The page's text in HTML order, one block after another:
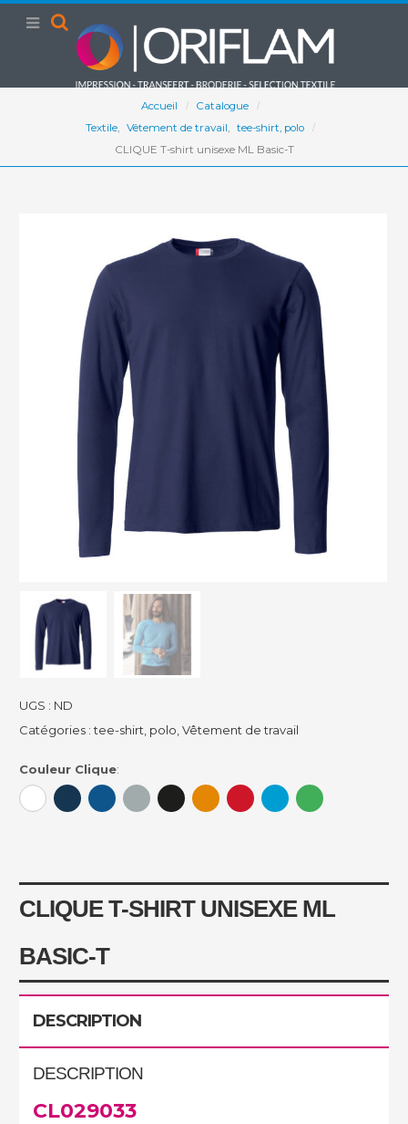
Accueil
Catalogue
Textile, Vêtement de travail, tee-shirt, polo
CLIQUE T-shirt unisexe ML Basic-T
UGS : ND
Catégories :tee-shirt, polo ,Vêtement de travail
Couleur Clique:
CLIQUE T-SHIRT UNISEXE ML
BASIC-T
DESCRIPTION
DESCRIPTION
CL029033